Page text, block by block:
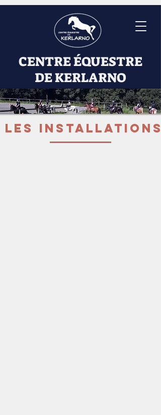
CENTRE ÉQUESTRE
DE KERLARNO
Les installations